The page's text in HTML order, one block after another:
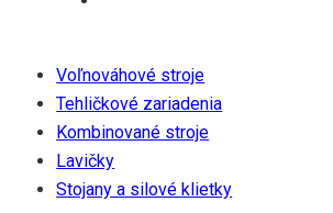
Voľnováhové stroje
Tehličkové zariadenia
Kombinované stroje
Lavičky
Stojany a silové klietky